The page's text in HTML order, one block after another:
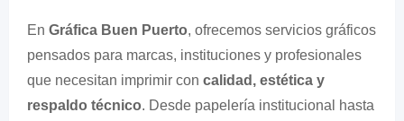
En Gráfica Buen Puerto, ofrecemos servicios gráficos
pensados para marcas, instituciones y profesionales
que necesitan imprimir con calidad, estética y
respaldo técnico. Desde papelería institucional hasta